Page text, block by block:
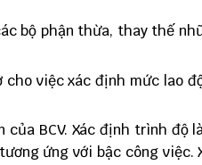
bộ phận thừa, thay thế
cho việc xác định mức lao
BCV. Xác định trình độ
ứng với bậc công việc.